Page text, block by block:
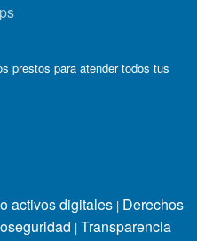
prestos para atender todos tus
activos digitales | Derechos
| Transparencia